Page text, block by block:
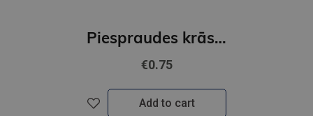
Piespraudes krāsainas Forpus 100.gab
€0.75
Add to cart